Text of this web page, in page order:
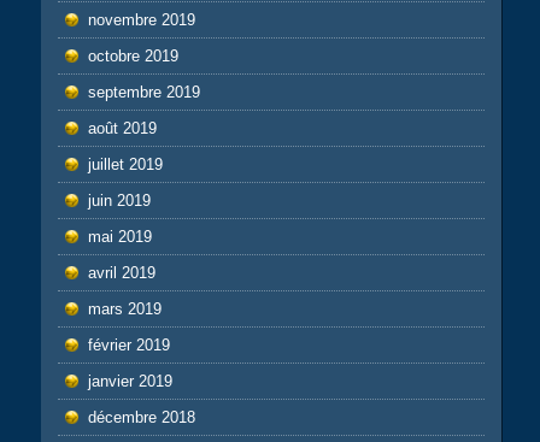
novembre 2019
octobre 2019
septembre 2019
août 2019
juillet 2019
juin 2019
mai 2019
avril 2019
mars 2019
février 2019
janvier 2019
décembre 2018